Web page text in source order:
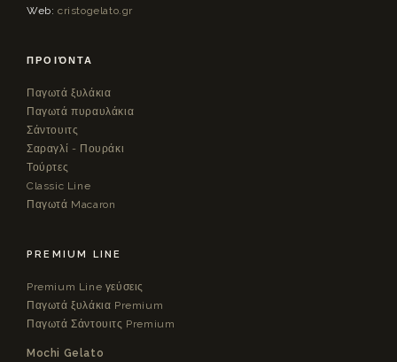
Web: cristogelato.gr
ΠΡΟΪΌΝΤΑ
Παγωτά ξυλάκια
Παγωτά πυραυλάκια
Σάντουιτς
Σαραγλί - Πουράκι
Τούρτες
Classic Line
Παγωτά Macaron
PREMIUM LINE
Premium Line γεύσεις
Παγωτά ξυλάκια Premium
Παγωτά Σάντουιτς Premium
Mochi Gelato